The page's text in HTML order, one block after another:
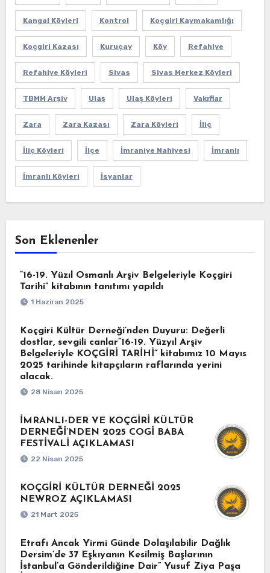
Kangal Köyleri Kontrol Koçgiri Kaymakamlığı
Koçgiri Kazası Kuruçay Köy Refahiye
Refahiye Köyleri Sivas Sivas Merkez Köyleri
TBMM Arşiv Ulaş Ulaş Köyleri Vakıflar
Zara Zara Kazası Zara Köyleri İliç
İliç Köyleri İlçe İmraniye Nahiyesi İmranlı
İmranlı Köyleri İsyanlar
Son Eklenenler
“16-19. Yüzıl Osmanlı Arşiv Belgeleriyle Koçgiri
Tarihi” kitabının tanıtımı yapıldı
1 Haziran 2025
Koçgiri Kültür Derneği’nden Duyuru: Değerli
dostlar, sevgili canlar“16-19. Yüzyıl Arşiv
Belgeleriyle KOÇGİRİ TARİHİ” kitabımız 10 Mayıs
2025 tarihinde kitapçıların raflarında yerini
alacak.
28 Nisan 2025
İMRANLI-DER VE KOÇGİRİ KÜLTÜR
DERNEĞİ’NDEN 2025 COGİ BABA
FESTİVALİ AÇIKLAMASI
22 Nisan 2025
KOÇGİRİ KÜLTÜR DERNEĞİ 2025
NEWROZ AÇIKLAMASI
21 Mart 2025
Etrafı Ancak Yirmi Günde Dolaşılabilir Dağlık
Dersim’de 37 Eşkıyanın Kesilmiş Başlarının
İstanbul’a Gönderildiğine Dair” Yusuf Ziya Paşa